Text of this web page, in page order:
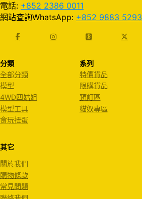
電話: +852 2386 0011
網站查詢WhatsApp: +852 9883 5293
分類
全部分類
模型
4WD四姑姐
模型工具
食玩扭蛋
系列
特價貨品
限購貨品
預訂區
貓奴專區
其它
關於我們
購物條款
常見問題